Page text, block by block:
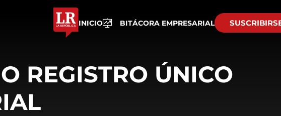
INICIO BITÁCORA EMPRESARIAL
REGISTRO ÚNICO